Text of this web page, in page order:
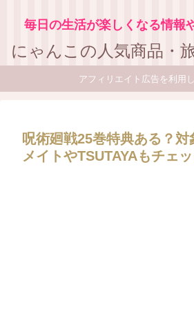
毎日の生活が楽しくなる情報
にゃんこの人気商品・
アフィリエイト広告を利用
呪術廻戦25巻特典ある？
メイトやTSUTAYAもチェッ